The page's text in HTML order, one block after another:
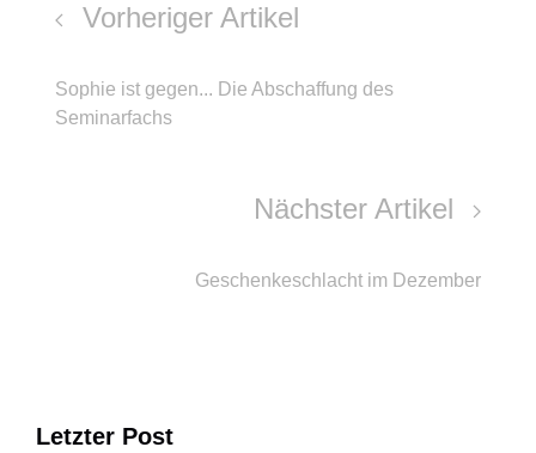
Vorheriger Artikel
Sophie ist gegen... Die Abschaffung des
Seminarfachs
Nächster Artikel
Geschenkeschlacht im Dezember
Letzter Post
Der Einfluss von KI-generierten Videos auf